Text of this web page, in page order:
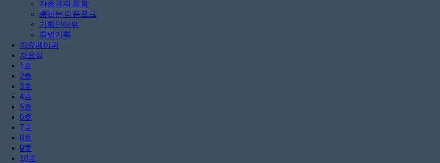
자율규제 동향
통합본 다운로드
기획인터뷰
특별기획
이슈페이퍼
자료실
1호
2호
3호
4호
5호
6호
7호
8호
9호
10호